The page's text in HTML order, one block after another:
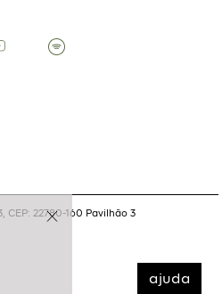
ajuda
CEP: 22780-160 Pavilhão 3